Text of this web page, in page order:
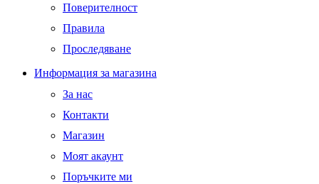
Поверителност
Правила
Проследяване
Информация за магазина
За нас
Контакти
Магазин
Моят акаунт
Поръчките ми